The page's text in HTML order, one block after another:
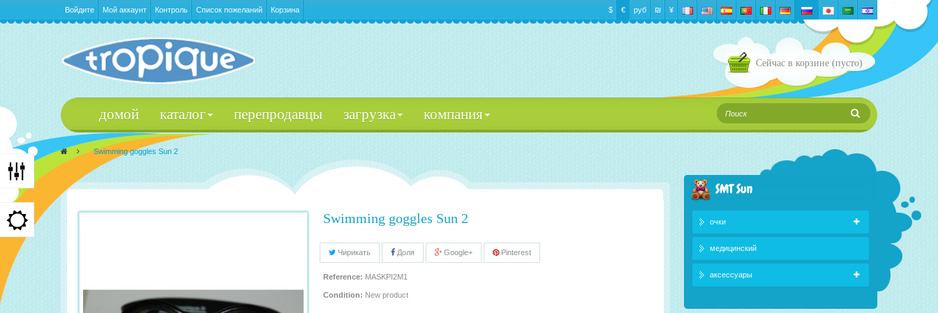
$ € руб ₪‎ ¥
Войдите Мой аккаунт Контроль Список пожеланий Корзина
Сейчас в корзине (пусто)
домой каталог перепродавцы загрузка компания
> Swimming goggles Sun 2
Swimming goggles Sun 2
Чирикать Доля Google+ Pinterest
Reference: MASKPI2M1
Condition: New product
SMT Sun
очки
медицинский
аксессуары